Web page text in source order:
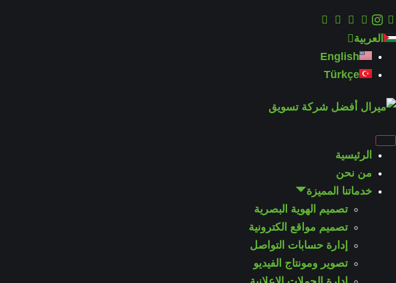
العربية
English
Türkçe
الرئيسية
من نحن
خدماتنا المميزة
تصميم الهوية البصرية
تصميم مواقع الكترونية
إدارة حسابات التواصل
تصوير ومونتاج الفيديو